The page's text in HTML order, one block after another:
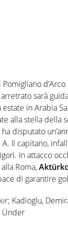
sarà
in Arabia
alla stella della
ha disputato
Il capitano,
In attacco
Roma,
di garantire
Kadioglu,
Ünder